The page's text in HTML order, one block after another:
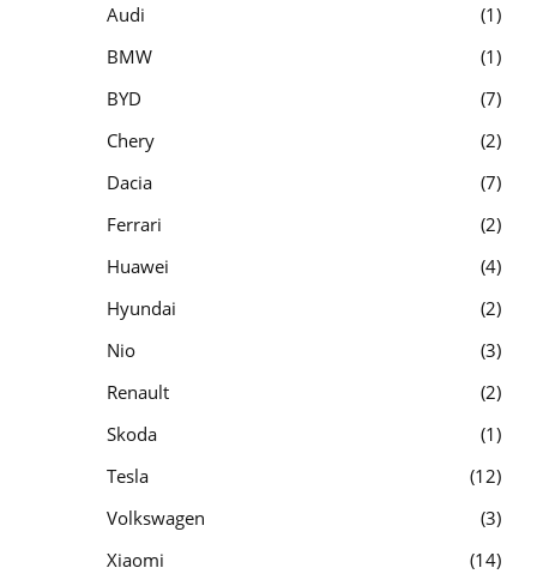
Audi
1
BMW
1
BYD
7
Chery
2
Dacia
7
Ferrari
2
Huawei
4
Hyundai
2
Nio
3
Renault
2
Skoda
1
Tesla
12
Volkswagen
3
Xiaomi
14